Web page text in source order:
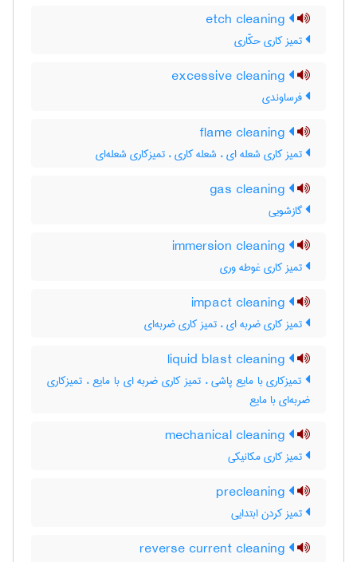
تمیز کاری حکّاری
فرساوندی
تمیز کاری شعله ای ، شعله کاری ، تمیزکاری شعله‌ای
گازشویی
تمیز کاری غوطه وری
تمیز کاری ضربه ای ، تمیز کاری ضربه‌ای
تمیزکاری با مایع پاشی ، تمیز کاری ضربه ای با مایع ، تمیزکاری
ضربه‌ای با مایع
تمیز کاری مکانیکی
تمیز کردن ابتدایی